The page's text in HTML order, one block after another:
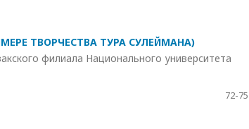
ТВОРЧЕСТВА ТУРА СУЛЕЙМАНА)
филиала Национального университета
72-75